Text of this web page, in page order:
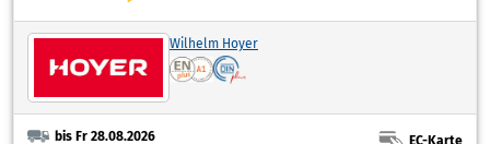
Wilhelm Hoyer
bis Fr 28.08.2026